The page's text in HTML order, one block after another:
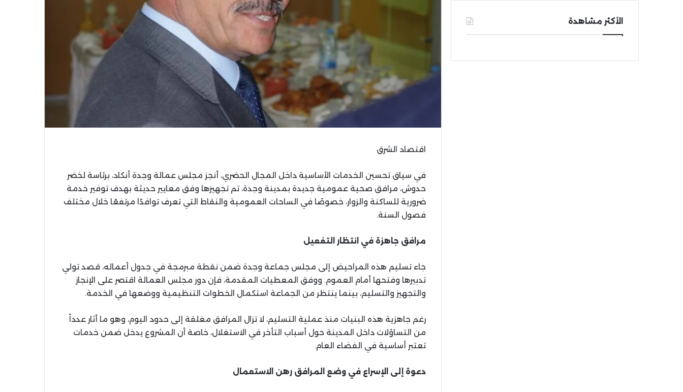
اقتصاد الشرق
في سياق تحسين الخدمات الأساسية داخل المجال الحضري، أنجز مجلس عمالة وجدة أنكاد، برئاسة لخضر
حدوش، مرافق صحية عمومية جديدة بمدينة وجدة، تم تجهيزها وفق معايير حديثة بهدف توفير خدمة
ضرورية للساكنة والزوار، خصوصًا في الساحات العمومية والنقاط التي تعرف توافدًا مرتفعًا خلال مختلف
فصول السنة.
مرافق جاهزة في انتظار التفعيل
جاء تسليم هذه المراحيض إلى مجلس جماعة وجدة ضمن نقطة مبرمجة في جدول أعماله، قصد تولي
تدبيرها وفتحها أمام العموم. ووفق المعطيات المقدمة، فإن دور مجلس العمالة اقتصر على الإنجاز
والتجهيز والتسليم، بينما ينتظر من الجماعة استكمال الخطوات التنظيمية ووضعها في الخدمة.
رغم جاهزية هذه البنيات منذ عملية التسليم، لا تزال المرافق مغلقة إلى حدود اليوم، وهو ما أثار عدداً
من التساؤلات داخل المدينة حول أسباب التأخر في الاستغلال، خاصة أن المشروع يدخل ضمن خدمات
تعتبر أساسية في الفضاء العام.
دعوة إلى الإسراع في وضع المرافق رهن الاستعمال
الأكثر مشاهدة